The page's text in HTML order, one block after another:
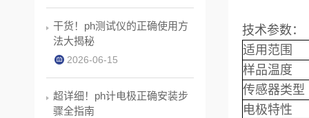
技术参数：
适用范围
样品温度
传感器类型
电极特性
干货！ph测试仪的正确使用方
法大揭秘
2026-06-15
超详细！ph计电极正确安装步
骤全指南